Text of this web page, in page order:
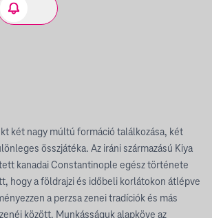
két nagy múltú formáció találkozása, két
összjátéka. Az iráni származású Kiya
kanadai Constantinople egész története
hogy a földrajzi és időbeli korlátokon átlépve
a perzsa zenei tradíciók és más
között. Munkásságuk alapköve az